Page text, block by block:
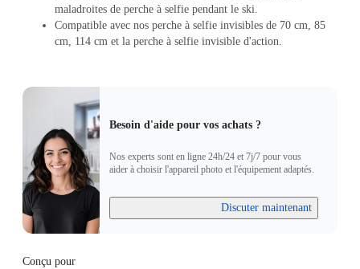
maladroites de perche à selfie pendant le ski.
Compatible avec nos perche à selfie invisibles de 70 cm, 85
cm, 114 cm et la perche à selfie invisible d'action.
Besoin d'aide pour vos achats ?
Nos experts sont en ligne 24h/24 et 7j/7 pour vous
aider à choisir l'appareil photo et l'équipement adaptés.
Discuter maintenant
Conçu pour